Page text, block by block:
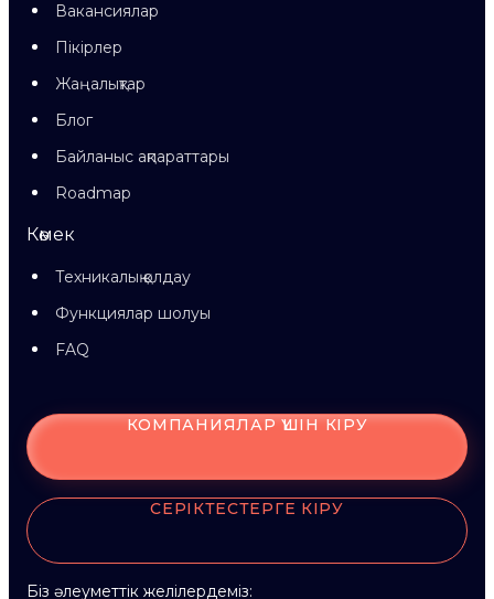
Вакансиялар
Пікірлер
Жаңалықтар
Блог
Байланыс ақпараттары
Roadmap
Көмек
Техникалық қолдау
Функциялар шолуы
FAQ
КОМПАНИЯЛАР ҮШІН КІРУ
СЕРІКТЕСТЕРГЕ КІРУ
Біз әлеуметтік желілердеміз: